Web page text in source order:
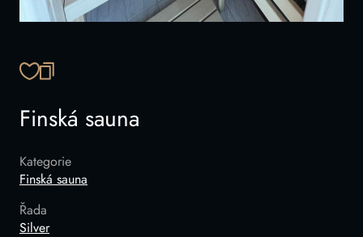
ZKOPÍROVAT ODKAZ
Finská sauna
Kategorie
Finská sauna
Řada
Silver